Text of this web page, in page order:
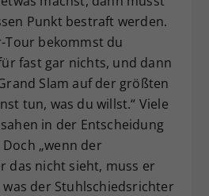
Punkt bestraft werden.
Tour bekommst du
fast gar nichts, und dann
Slam auf der größten
tun, was du willst.“ Viele
in der Entscheidung
„wenn der
das nicht sieht, muss er
der Stuhlschiedsrichter